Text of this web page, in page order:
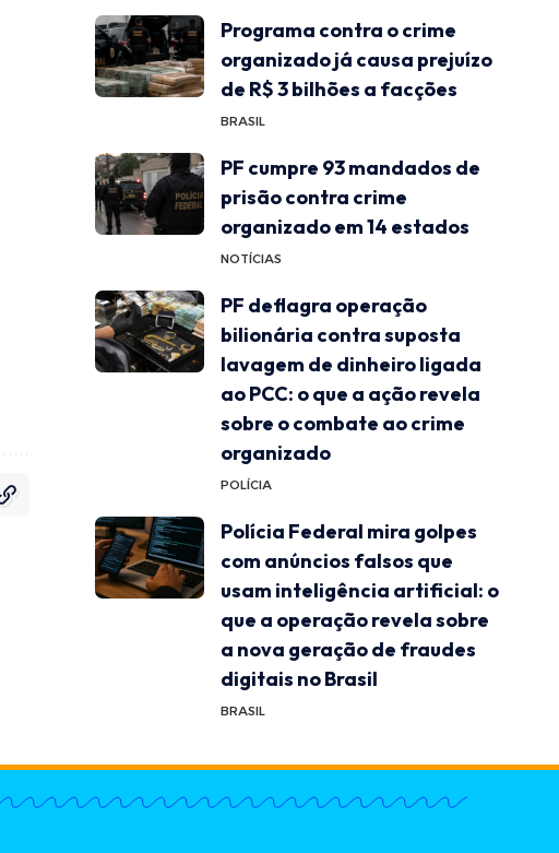
Programa contra o crime
organizado já causa prejuízo
de R$ 3 bilhões a facções
BRASIL
PF cumpre 93 mandados de
prisão contra crime
organizado em 14 estados
NOTÍCIAS
PF deflagra operação
bilionária contra suposta
lavagem de dinheiro ligada
ao PCC: o que a ação revela
sobre o combate ao crime
organizado
POLÍCIA
Polícia Federal mira golpes
com anúncios falsos que
usam inteligência artificial: o
que a operação revela sobre
a nova geração de fraudes
digitais no Brasil
BRASIL